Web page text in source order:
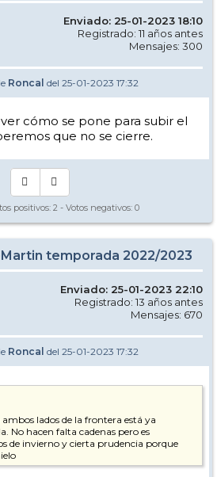
Enviado: 25-01-2023 18:10
Registrado: 11 años antes
Mensajes: 300
Roncal del 25-01-2023 17:32
cómo se pone para subir el
que no se cierre.
positivos: 2 - Votos negativos: 0
temporada 2022/2023
Enviado: 25-01-2023 22:10
Registrado: 13 años antes
Mensajes: 670
Roncal del 25-01-2023 17:32
lados de la frontera está ya
No hacen falta cadenas pero es
de invierno y cierta prudencia porque